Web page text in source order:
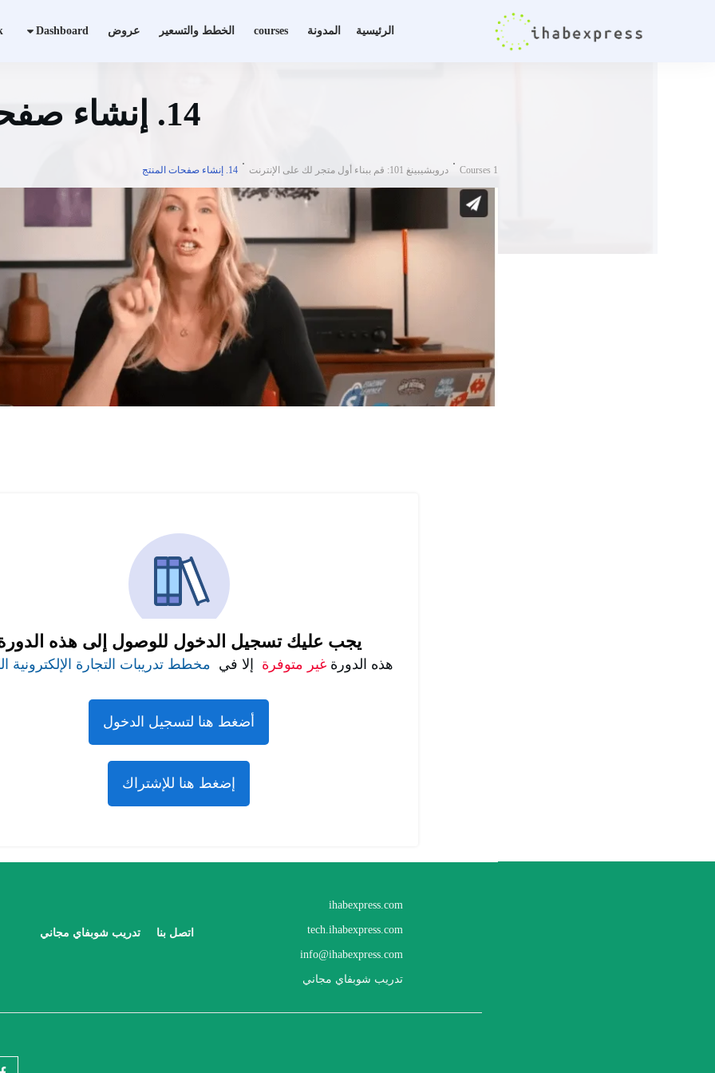
الرئيسية المدونة courses الخطط والتسعير عروض Dashboard
14. إنشاء صفحات المنتج
Courses 1 دروبشيبينغ 101: قم ببناء أول متجر لك على الإنترنت 14. إنشاء صفحات المنتج
يجب عليك تسجيل الدخول للوصول إلى هذه
هذه الدورةغير متوفرة إلا في مخطط تدريبات التجارة الإلكترونية
أضغط هنا لتسجيل الدخول
إضغط هنا للإشتراك
ihabexpress.com
tech.ihabexpress.com
info@ihabexpress.com
تدريب شوبفاي مجاني
اتصل بنا تدريب شوبفاي مجاني